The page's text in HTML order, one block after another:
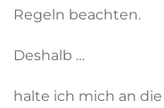
Regeln beachten.
Deshalb …
halte ich mich an